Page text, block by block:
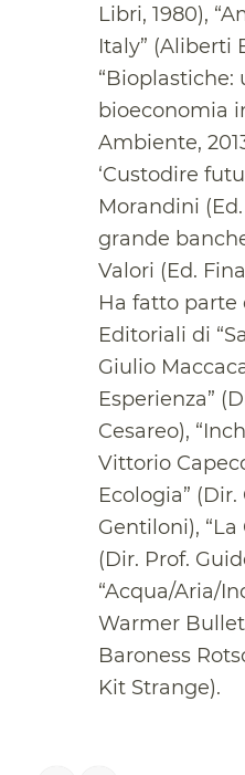
Libri, 1980),
Italy” (Aliberti
“Bioplastiche:
bioeconomia
Ambiente,
‘Custodire
Morandini (Ed.
grande
Valori (Ed.
Ha fatto parte
Editoriali di
Giulio
Esperienza”
Cesareo),
Vittorio
Ecologia”
Gentiloni),
(Dir. Prof.
“Acqua/Aria/
Warmer
Baroness
Kit Strange).